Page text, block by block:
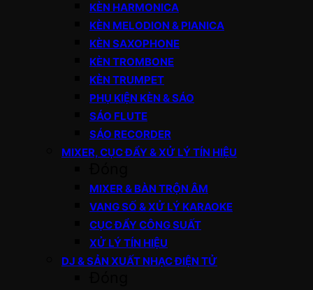
KÈN HARMONICA
KÈN MELODION & PIANICA
KÈN SAXOPHONE
KÈN TROMBONE
KÈN TRUMPET
PHỤ KIỆN KÈN & SÁO
SÁO FLUTE
SÁO RECORDER
MIXER, CỤC ĐẨY & XỬ LÝ TÍN HIỆU
MIXER & BÀN TRỘN ÂM
VANG SỐ & XỬ LÝ KARAOKE
CỤC ĐẨY CÔNG SUẤT
XỬ LÝ TÍN HIỆU
DJ & SẢN XUẤT NHẠC ĐIỆN TỬ